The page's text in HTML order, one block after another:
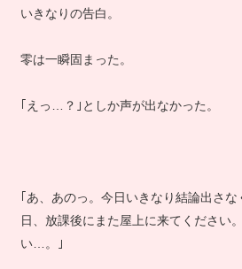
いきなりの告白。
零は一瞬固まった。
｢えっ…？｣としか声が出なかった。
｢あ、あのっ。今日いきなり結論出さ
日、放課後にまた屋上に来てください
い…。｣